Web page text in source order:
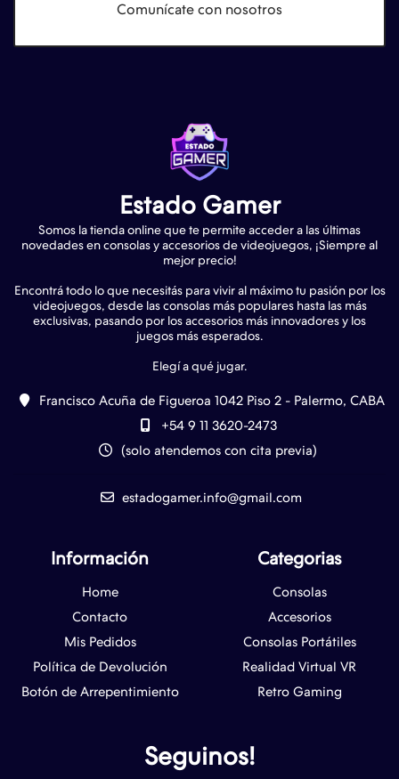
Comunícate con nosotros
Estado Gamer
Somos la tienda online que te permite acceder a las últimas
novedades en consolas y accesorios de videojuegos, ¡Siempre al
mejor precio!
Encontrá todo lo que necesitás para vivir al máximo tu pasión por los
videojuegos, desde las consolas más populares hasta las más
exclusivas, pasando por los accesorios más innovadores y los
juegos más esperados.
Francisco Acuña de Figueroa 1042 Piso 2 - Palermo, CABA
+54 9 11 3620-2473
(solo atendemos con cita previa)
estadogamer.info@gmail.com
Información
Home
Contacto
Mis Pedidos
Política de Devolución
Botón de Arrepentimiento
Categorias
Consolas
Accesorios
Consolas Portátiles
Realidad Virtual VR
Retro Gaming
Seguinos!